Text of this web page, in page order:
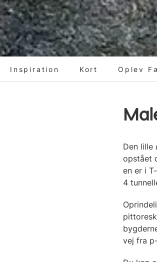
Inspiration Kort Oplev
Den lille
opstået
en er i
4
vej fra